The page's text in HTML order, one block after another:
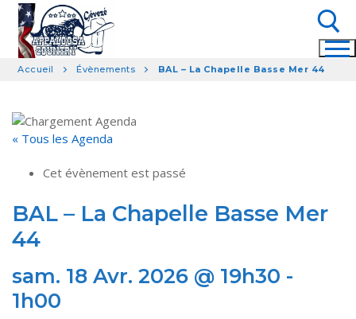
Aller
contenu
Accueil Évènements BAL – La Chapelle Basse Mer 44
« Tous les Agenda
Cet évènement est passé
BAL – La Chapelle Basse Mer
44
sam. 18 Avr. 2026 @ 19h30 -
1h00